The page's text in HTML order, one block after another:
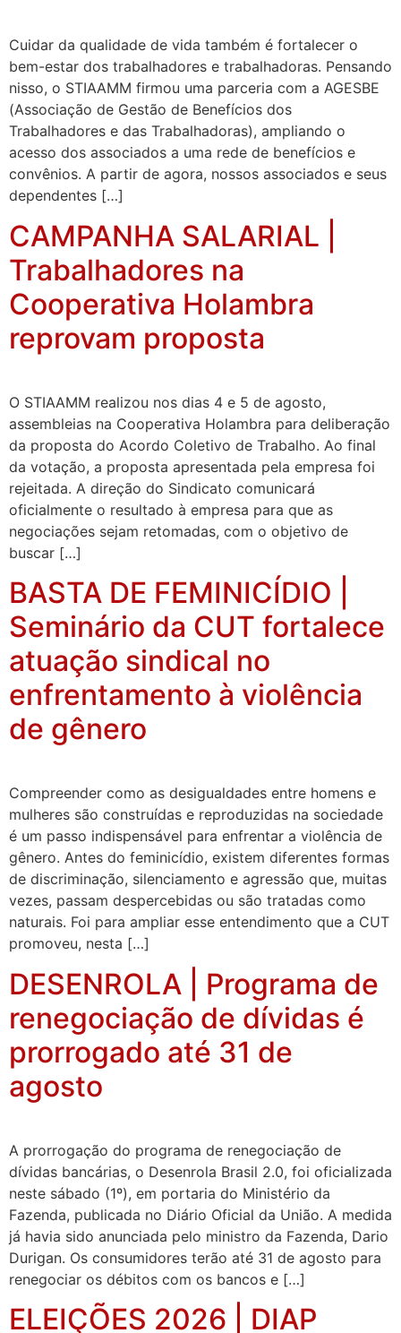
Cuidar da qualidade de vida também é fortalecer o
bem-estar dos trabalhadores e trabalhadoras. Pensando
nisso, o STIAAMM firmou uma parceria com a AGESBE
(Associação de Gestão de Benefícios dos
Trabalhadores e das Trabalhadoras), ampliando o
acesso dos associados a uma rede de benefícios e
convênios. A partir de agora, nossos associados e seus
dependentes […]
CAMPANHA SALARIAL |
Trabalhadores na
Cooperativa Holambra
reprovam proposta
O STIAAMM realizou nos dias 4 e 5 de agosto,
assembleias na Cooperativa Holambra para deliberação
da proposta do Acordo Coletivo de Trabalho. Ao final
da votação, a proposta apresentada pela empresa foi
rejeitada. A direção do Sindicato comunicará
oficialmente o resultado à empresa para que as
negociações sejam retomadas, com o objetivo de
buscar […]
BASTA DE FEMINICÍDIO |
Seminário da CUT fortalece
atuação sindical no
enfrentamento à violência
de gênero
Compreender como as desigualdades entre homens e
mulheres são construídas e reproduzidas na sociedade
é um passo indispensável para enfrentar a violência de
gênero. Antes do feminicídio, existem diferentes formas
de discriminação, silenciamento e agressão que, muitas
vezes, passam despercebidas ou são tratadas como
naturais. Foi para ampliar esse entendimento que a CUT
promoveu, nesta […]
DESENROLA | Programa de
renegociação de dívidas é
prorrogado até 31 de
agosto
A prorrogação do programa de renegociação de
dívidas bancárias, o Desenrola Brasil 2.0, foi oficializada
neste sábado (1º), em portaria do Ministério da
Fazenda, publicada no Diário Oficial da União. A medida
já havia sido anunciada pelo ministro da Fazenda, Dario
Durigan. Os consumidores terão até 31 de agosto para
renegociar os débitos com os bancos e […]
ELEIÇÕES 2026 | DIAP